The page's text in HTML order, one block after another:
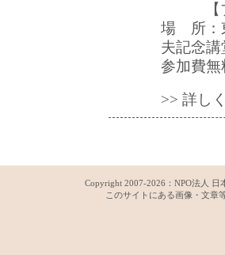
場 所：
夫記念講
参加費無
>> 詳し
Copyright 2007-2026： NPO法人 日
このサイトにある画像・文章